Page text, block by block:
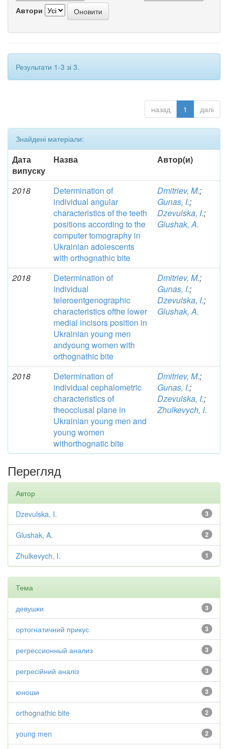
Автори
Результати 1-3 зі 3.
назад 1 далі
Знайдені матеріали:
Дата
випуску
Назва Автор(и)
2018
Determination of
individual angular
characteristics of the teeth
positions according to the
computer tomography in
Ukrainian adolescents
with orthognathic bite
Dmitriev, M.;
Gunas, I.;
Dzevulska, I.;
Glushak, A.
2018
Determination of
individual
teleroentgenographic
characteristics ofthe lower
medial incisors position in
Ukrainian young men
andyoung women with
orthognathic bite
Dmitriev, M.;
Gunas, I.;
Dzevulska, I.;
Glushak, A.
2018
Determination of
individual cephalometric
characteristics of
theocclusal plane in
Ukrainian young men and
young women
withorthognatic bite
Dmitriev, M.;
Gunas, I.;
Dzevulska, I.;
Zhulkevych, I.
Перегляд
Автор
3
Dzevulska, I.
2
Glushak, A.
1
Zhulkevych, I.
Тема
3
девушки
3
ортогнатичний прикус
3
регрессионный анализ
3
регресійний аналіз
3
юноши
2
orthognathic bite
2
young men